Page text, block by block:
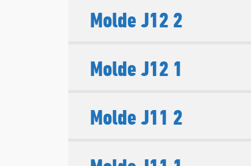
Molde J12 2
Molde J12 1
Molde J11 2